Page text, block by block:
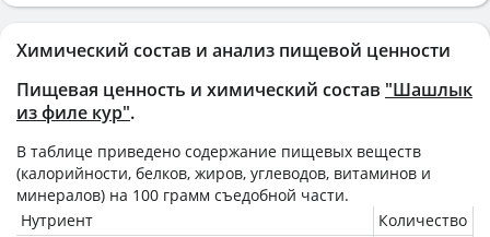
Химический состав и анализ пищевой ценности
Пищевая ценность и химический состав "Шашлык
из филе кур".
В таблице приведено содержание пищевых веществ
(калорийности, белков, жиров, углеводов, витаминов и
минералов) на 100 грамм съедобной части.
Нутриент
Количество